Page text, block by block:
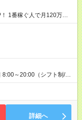
1番稼ぐ人で月120万ほ
1日150個配達×25日勤務
8:00～20:00（シフト制/実
週4も有り） ※配達状況に
件により多少の前後あり
詳細へ